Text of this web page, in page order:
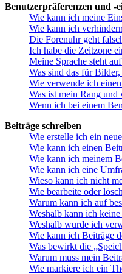
Benutzerpräferenzen und -
Wie kann ich meine
Wie kann ich
Die Forenuhr geht
Ich habe die Zeitzone
Meine Sprache steht
Was sind das für
Wie verwende ich
Was ist mein Rang
Wenn ich bei einem
Beiträge schreiben
Wie erstelle ich ein
Wie kann ich einen
Wie kann ich meinem
Wie kann ich eine
Wieso kann ich nicht
Wie bearbeite oder
Warum kann ich auf
Weshalb kann ich
Weshalb wurde ich
Wie kann ich Beiträge
Was bewirkt die
Warum muss mein
Wie markiere ich ein